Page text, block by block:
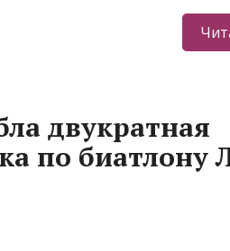
двукратная
по биатлону